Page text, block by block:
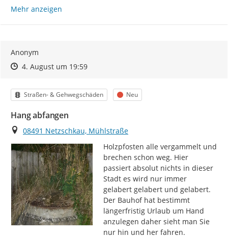
Mehr anzeigen
Anonym
Zeitpunkt des Erstellens
Zeitpunkt des Erstellens
4. August um 19:59Zur Äußerung
Kategorie
Straßen- & Gehwegschäden Status
Neu
Hang abfangen
Ort
08491 Netzschkau, Mühlstraße
Holzpfosten alle vergammelt und
brechen schon weg. Hier
passiert absolut nichts in dieser
Stadt es wird nur immer
gelabert gelabert und gelabert.
Der Bauhof hat bestimmt
längerfristig Urlaub um Hand
anzulegen daher sieht man Sie
nur hin und her fahren.